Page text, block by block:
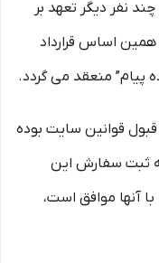
نفر دیگر تعهد بر
همین اساس قرارداد
پیام” منعقد می گردد.
قوانین سایت بوده
ثبت سفارش این
آنها موافق است،